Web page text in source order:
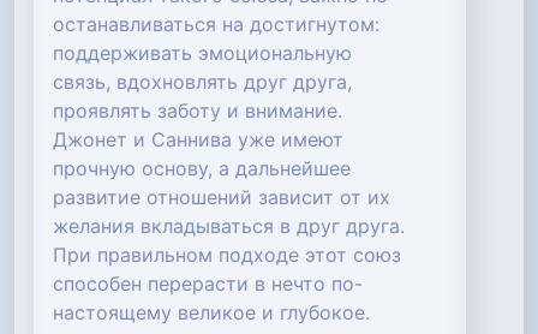
останавливаться на достигнутом:
поддерживать эмоциональную
связь, вдохновлять друг друга,
проявлять заботу и внимание.
Джонет и Саннива уже имеют
прочную основу, а дальнейшее
развитие отношений зависит от их
желания вкладываться в друг друга.
При правильном подходе этот союз
способен перерасти в нечто по-
настоящему великое и глубокое.